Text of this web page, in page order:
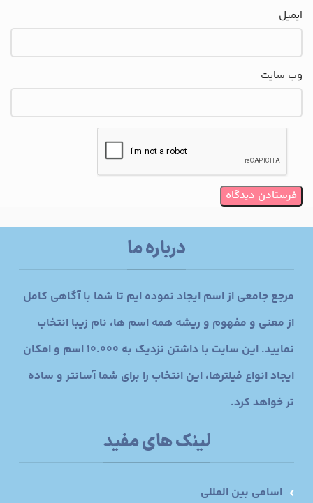
ایمیل
وب‌ سایت
درباره ما
مرجع جامعی از اسم ایجاد نموده ایم تا شما با آگاهی کامل
از معنی و مفهوم و ریشه همه اسم ها، نام زیبا انتخاب
نمایید. این سایت با داشتن نزدیک به 10.000 اسم و امکان
ایجاد انواع فیلترها، این انتخاب را برای شما آسانتر و ساده
تر خواهد کرد.
لینک های مفید
اسامی بین المللی